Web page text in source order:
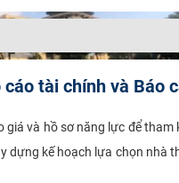
tài chính và
và hồ sơ năng lực để
dựng kế hoạch lựa chọn